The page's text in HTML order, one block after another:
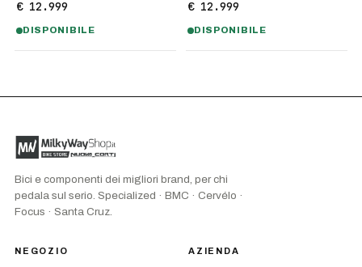
€ 12.999
DISPONIBILE
€ 12.999
DISPONIBILE
Bici e componenti dei migliori brand, per chi
pedala sul serio. Specialized · BMC · Cervélo ·
Focus · Santa Cruz.
NEGOZIO AZIENDA